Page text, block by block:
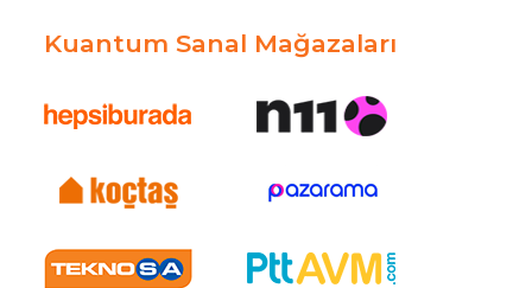
Kuantum Sanal Mağazaları